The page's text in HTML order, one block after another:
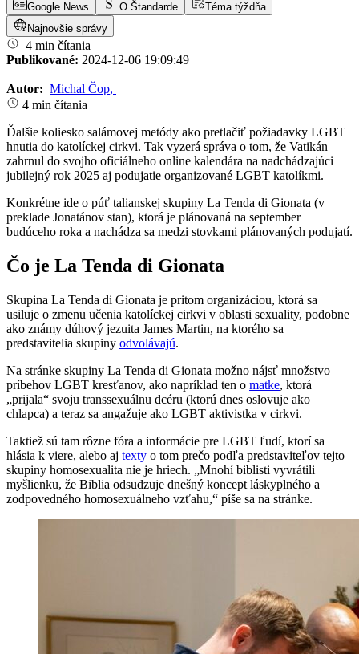
Google News O Štandarde
Téma týždňa
Najnovšie správy
4 min čítania
Publikované: 2024-12-06 19:09:49
|
Autor: Michal Čop,
4 min čítania
Ďalšie koliesko salámovej metódy ako pretlačiť požiadavky LGBT
hnutia do katolíckej cirkvi. Tak vyzerá správa o tom, že Vatikán
zahrnul do svojho oficiálneho online kalendára na nadchádzajúci
jubilejný rok 2025 aj podujatie organizované LGBT katolíkmi.
Konkrétne ide o púť talianskej skupiny La Tenda di Gionata (v
preklade Jonatánov stan), ktorá je plánovaná na september
budúceho roka a nachádza sa medzi stovkami plánovaných podujatí.
Čo je La Tenda di Gionata
Skupina La Tenda di Gionata je pritom organizáciou, ktorá sa
usiluje o zmenu učenia katolíckej cirkvi v oblasti sexuality, podobne
ako známy dúhový jezuita James Martin, na ktorého sa
predstavitelia skupiny odvolávajú.
Na stránke skupiny La Tenda di Gionata možno nájsť množstvo
príbehov LGBT kresťanov, ako napríklad ten o matke, ktorá
„prijala“ svoju transsexuálnu dcéru (ktorú dnes oslovuje ako
chlapca) a teraz sa angažuje ako LGBT aktivistka v cirkvi.
Taktiež sú tam rôzne fóra a informácie pre LGBT ľudí, ktorí sa
hlásia k viere, alebo aj texty o tom prečo podľa predstaviteľov tejto
skupiny homosexualita nie je hriech. „Mnohí biblisti vyvrátili
myšlienku, že Biblia odsudzuje dnešný koncept láskyplného a
zodpovedného homosexuálneho vzťahu,“ píše sa na stránke.